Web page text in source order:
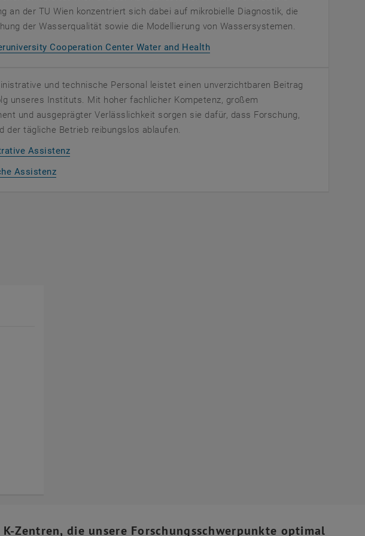
URL in einem neuen Fenster
an der TU Wien konzentriert sich dabei auf mikrobielle Diagnostik, die
der Wasserqualität sowie die Modellierung von Wassersystemen.
Cooperation Center Water and Health, öffnet eine externe URL in einem
und technische Personal leistet einen unverzichtbaren Beitrag
unseres Instituts. Mit hoher fachlicher Kompetenz, großem
und ausgeprägter Verlässlichkeit sorgen sie dafür, dass Forschung,
der tägliche Betrieb reibungslos ablaufen.
Assistenz, öffnet eine externe URL in einem neuen Fenster
Assistenz, öffnet eine externe URL in einem neuen Fenster
Zentren, die unsere Forschungsschwerpunkte optimal